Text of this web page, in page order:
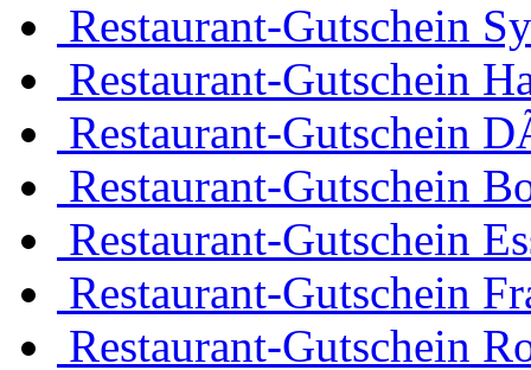
Restaurant-Gutschein
Restaurant-Gutschein
Restaurant-Gutschein
Restaurant-Gutschein
Restaurant-Gutschein
Restaurant-Gutschein
Restaurant-Gutschein